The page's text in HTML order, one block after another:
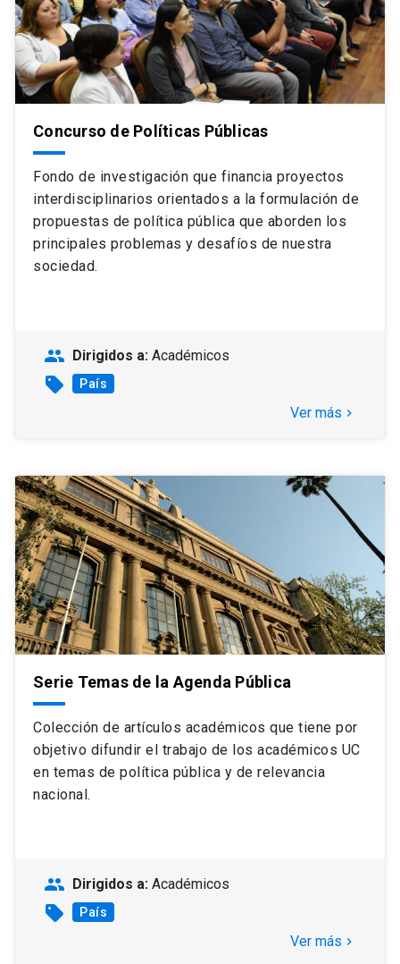
Concurso de Políticas Públicas
Fondo de investigación que financia proyectos
interdisciplinarios orientados a la formulación de
propuestas de política pública que aborden los
principales problemas y desafíos de nuestra
sociedad.
people Dirigidos a: Académicos
sell País
Ver más keyboard_arrow_right
Serie Temas de la Agenda Pública
Colección de artículos académicos que tiene por
objetivo difundir el trabajo de los académicos UC
en temas de política pública y de relevancia
nacional.
people Dirigidos a: Académicos
sell País
Ver más keyboard_arrow_right